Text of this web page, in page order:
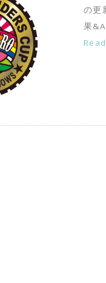
の更
果